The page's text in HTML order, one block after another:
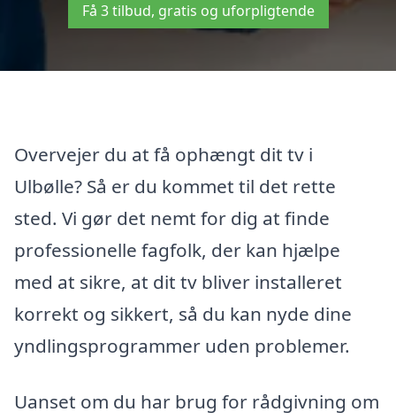
Få 3 tilbud, gratis og uforpligtende
Overvejer du at få ophængt dit tv i
Ulbølle? Så er du kommet til det rette
sted. Vi gør det nemt for dig at finde
professionelle fagfolk, der kan hjælpe
med at sikre, at dit tv bliver installeret
korrekt og sikkert, så du kan nyde dine
yndlingsprogrammer uden problemer.
Uanset om du har brug for rådgivning om